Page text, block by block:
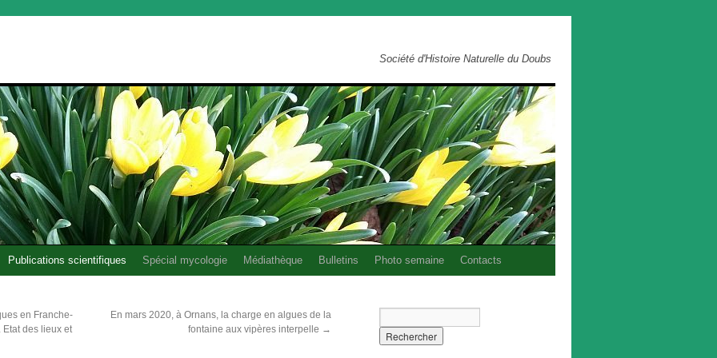
Société d'Histoire Naturelle du Doubs
Publications scientifiques Spécial mycologie Médiathèque Bulletins Photo semaine Contacts
en Franche-
des lieux et
En mars 2020, à Ornans, la charge en algues de la
fontaine aux vipères interpelle →